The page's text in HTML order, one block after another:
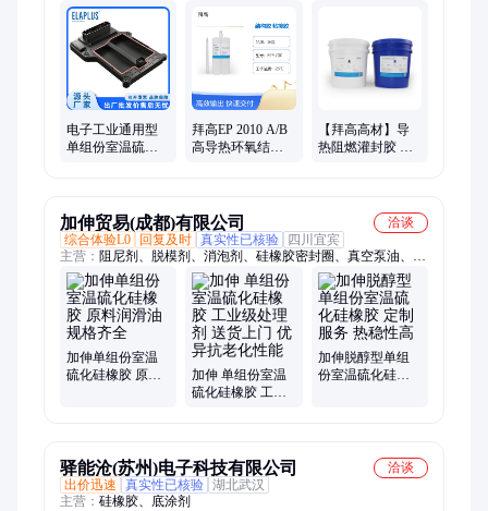
胶、环氧聚氨酯、粘接密封胶、聚氨酯粘接胶、保护涂层材料、
金属壳体密封胶
电子工业通用型
单组份室温硫化
拜高EP 2010 A/B
高导热环氧结构
【拜高高材】导
热阻燃灌封胶 双
加伸贸易(成都)有限公司
洽谈
综合体验L0
回复及时 真实性已核验
四川宜宾
主营： 阻尼剂、脱模剂、消泡剂、硅橡胶密封圈、真空泵油、有
机颜料
加伸单组份室温
硫化硅橡胶 原料
加伸 单组份室温
硫化硅橡胶 工业
加伸脱醇型单组
份室温硫化硅橡
驿能沧(苏州)电子科技有限公司
洽谈
出价迅速
真实性已核验 湖北武汉
主营： 硅橡胶、底涂剂